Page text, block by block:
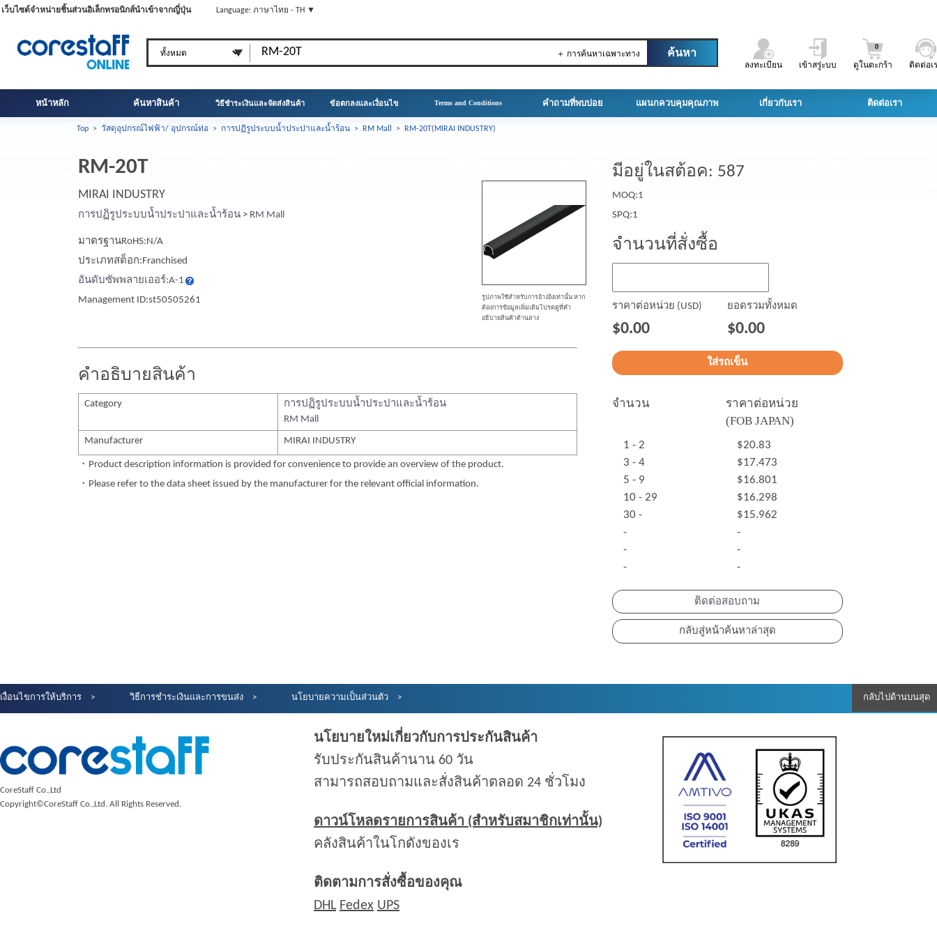
เว็บไซต์จำหน่ายชิ้นส่วนอิเล็กทรอนิกส์นำเข้าจากญี่ปุ่น Language: ภาษาไทย - TH ▼
＋ การค้นหาเฉพาะทาง
ลงทะเบียน เข้าสรู่ะบบ ดูในตะกร้า
0
ติดต่อเ
หน้าหลัก ค้นหาสินค้า วิธีชำระเงินและจัดส่งสินค้า ข้อตกลงและเงื่อนไข Terms and Conditions คำถามที่พบบ่อย แผนกควบคุมคุณภาพ เกี่ยวกับเรา ติดต่อเรา
Top > วัสดุอุปกรณ์ไฟฟ้า/ อุปกรณ์ท่อ > การปฏิรูประบบน้ำประปาและน้ำร้อน > RM Mall > RM-20T(MIRAI INDUSTRY)
RM-20T
MIRAI INDUSTRY
การปฏิรูประบบน้ำประปาและน้ำร้อน > RM Mall
มาตรฐานRoHS:N/A
ประเภทสต็อก:Franchised
อันดับซัพพลายเออร์:A-1
Management ID:st50505261
รูปภาพใช้สำหรับการอ้างอิงเท่านั้น หาก
ต้องการข้อมูลเพิ่มเติมโปรดดูที่คำ
อธิบายสินค้าด้านล่าง
คำอธิบายสินค้า
Category
การปฏิรูประบบน้ำประปาและน้ำร้อน
RM Mall
Manufacturer MIRAI INDUSTRY
・Product description information is provided for convenience to provide an overview of the product.
・Please refer to the data sheet issued by the manufacturer for the relevant official information.
มีอยู่ในสต้อค: 587
MOQ:1
SPQ:1
จำนวนที่สั่งซื้อ
ราคาต่อหน่วย (USD) ยอดรวมทั้งหมด
$0.00 $0.00
จำนวน
ราคาต่อหน่วย
(FOB JAPAN)
1 - 2
$20.83
3 - 4
$17.473
5 - 9
$16.801
10 - 29
$16.298
30 -
$15.962
-
-
-
-
-
-
ติดต่อสอบถาม
เงื่อนไขการให้บริการ วิธีการชำระเงินและการขนส่ง นโยบายความเป็นส่วนตัว กลับไปด้านบนสุด
CoreStaff Co.,Ltd
Copyright©CoreStaff Co.,Ltd. All Rights Reserved.
นโยบายใหม่เกี่ยวกับการประกันสินค้า
รับประกันสินค้านาน 60 วัน
สามารถสอบถามและสั่งสินค้าตลอด 24 ชั่วโมง
ดาวน์โหลดรายการสินค้า (สำหรับสมาชิกเท่านั้น)
คลังสินค้าในโกดังของเร
ติดตามการสั่งซื้อของคุณ
DHL Fedex UPS